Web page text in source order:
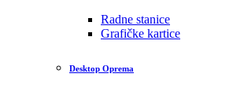
Radne stanice
Grafičke kartice
Desktop Oprema